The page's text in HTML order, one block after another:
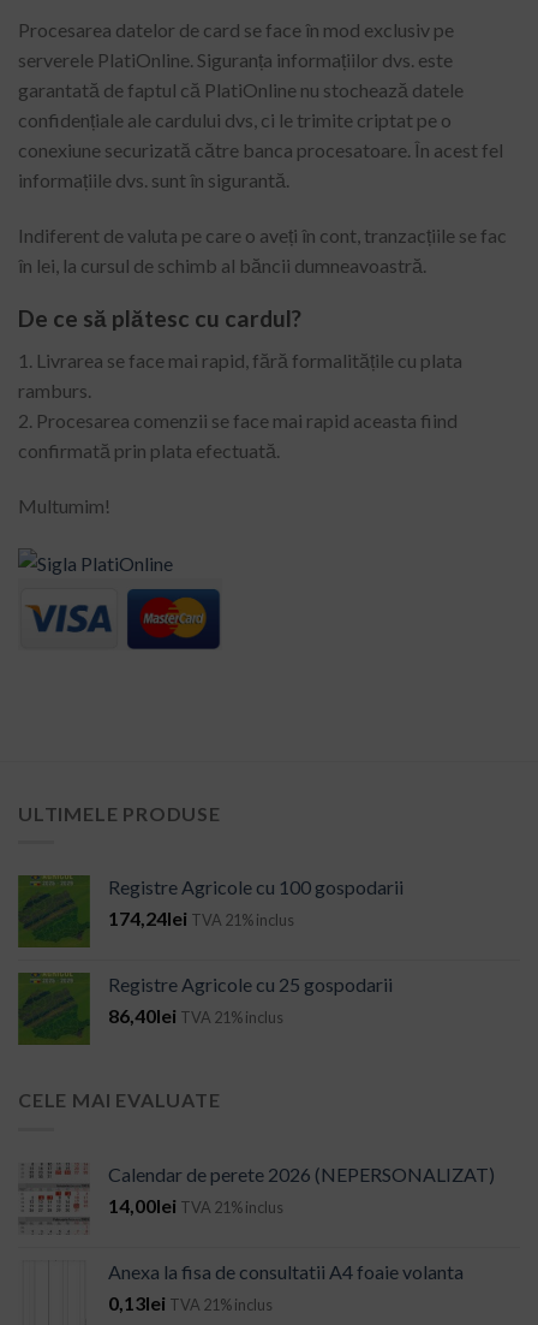
Procesarea datelor de card se face în mod exclusiv pe
serverele PlatiOnline. Siguranța informațiilor dvs. este
garantată de faptul că PlatiOnline nu stochează datele
confidențiale ale cardului dvs, ci le trimite criptat pe o
conexiune securizată către banca procesatoare. În acest fel
informațiile dvs. sunt în sigurantă.
Indiferent de valuta pe care o aveți în cont, tranzacțiile se fac
în lei, la cursul de schimb al băncii dumneavoastră.
De ce să plătesc cu cardul?
1. Livrarea se face mai rapid, fără formalitățile cu plata
ramburs.
2. Procesarea comenzii se face mai rapid aceasta fiind
confirmată prin plata efectuată.
Multumim!
ULTIMELE PRODUSE
Registre Agricole cu 100 gospodarii
174,24lei TVA 21% inclus
Registre Agricole cu 25 gospodarii
86,40lei TVA 21% inclus
CELE MAI EVALUATE
Calendar de perete 2026 (NEPERSONALIZAT)
14,00lei TVA 21% inclus
Anexa la fisa de consultatii A4 foaie volanta
0,13lei TVA 21% inclus